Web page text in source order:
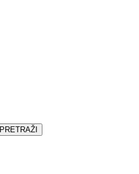
PRETRAŽI